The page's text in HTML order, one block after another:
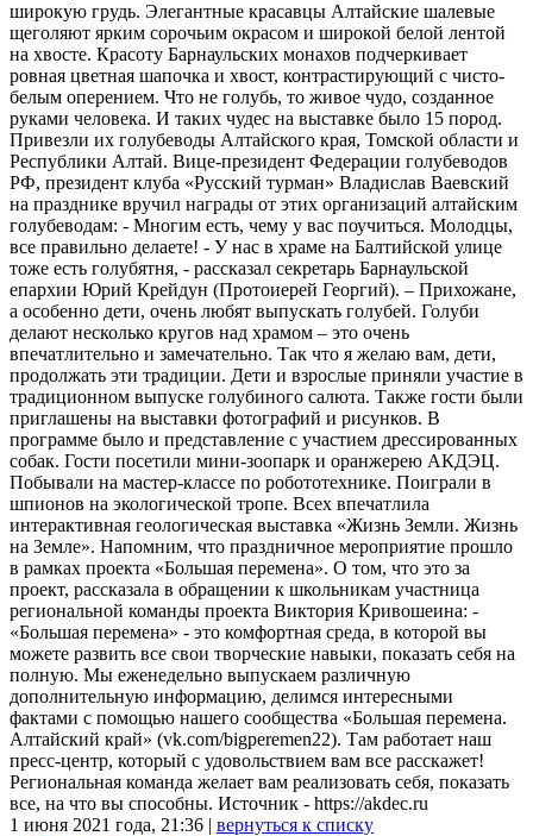
широкую грудь. Элегантные красавцы Алтайские шалевые
щеголяют ярким сорочьим окрасом и широкой белой лентой
на хвосте. Красоту Барнаульских монахов подчеркивает
ровная цветная шапочка и хвост, контрастирующий с чисто-
белым оперением. Что не голубь, то живое чудо, созданное
руками человека. И таких чудес на выставке было 15 пород.
Привезли их голубеводы Алтайского края, Томской области и
Республики Алтай. Вице-президент Федерации голубеводов
РФ, президент клуба «Русский турман» Владислав Ваевский
на празднике вручил награды от этих организаций алтайским
голубеводам: - Многим есть, чему у вас поучиться. Молодцы,
все правильно делаете! - У нас в храме на Балтийской улице
тоже есть голубятня, - рассказал секретарь Барнаульской
епархии Юрий Крейдун (Протоиерей Георгий). – Прихожане,
а особенно дети, очень любят выпускать голубей. Голуби
делают несколько кругов над храмом – это очень
впечатлительно и замечательно. Так что я желаю вам, дети,
продолжать эти традиции. Дети и взрослые приняли участие в
традиционном выпуске голубиного салюта. Также гости были
приглашены на выставки фотографий и рисунков. В
программе было и представление с участием дрессированных
собак. Гости посетили мини-зоопарк и оранжерею АКДЭЦ.
Побывали на мастер-классе по робототехнике. Поиграли в
шпионов на экологической тропе. Всех впечатлила
интерактивная геологическая выставка «Жизнь Земли. Жизнь
на Земле». Напомним, что праздничное мероприятие прошло
в рамках проекта «Большая перемена». О том, что это за
проект, рассказала в обращении к школьникам участница
региональной команды проекта Виктория Кривошеина: -
«Большая перемена» - это комфортная среда, в которой вы
можете развить все свои творческие навыки, показать себя на
полную. Мы еженедельно выпускаем различную
дополнительную информацию, делимся интересными
фактами с помощью нашего сообщества «Большая перемена.
Алтайский край» (vk.com/bigperemen22). Там работает наш
пресс-центр, который с удовольствием вам все расскажет!
Региональная команда желает вам реализовать себя, показать
все, на что вы способны. Источник - https://akdec.ru
1 июня 2021 года, 21:36 | вернуться к списку